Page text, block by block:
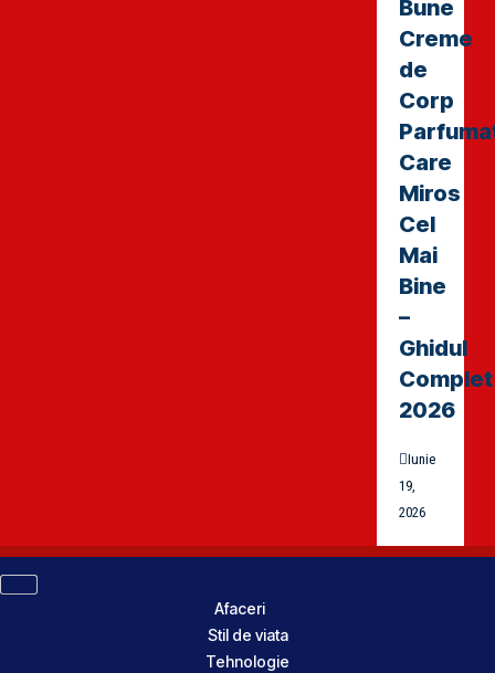
Bune
Creme
de
Corp
Care
Miros
Cel
Mai
Bine
–
Ghidul
Complet
2026
Iunie
19,
2026
Afaceri
Stil de viata
Tehnologie